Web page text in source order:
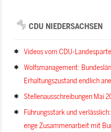
CDU NIEDERSACHSEN
Videos vom CDU-
Wolfsmanagement:
Erhaltungszustand endlich
Stellenausschreibungen Mai
Führungsstark und
enge Zusammenarbeit mit